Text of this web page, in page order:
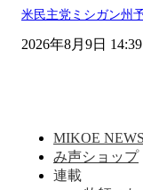
米民主党ミシガン州
2026年8月9日 14:39
MIKOE
み声ショップ
連載